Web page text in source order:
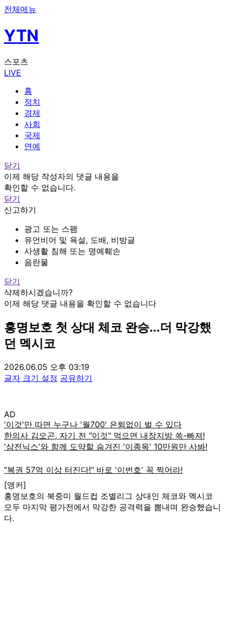
전체메뉴
YTN
스포츠
LIVE
홈
정치
경제
사회
국제
연예
닫기
이제 해당 작성자의 댓글 내용을
확인할 수 없습니다.
닫기
신고하기
광고 또는 스팸
유언비어 및 욕설, 도배, 비방글
사생활 침해 또는 명예훼손
음란물
닫기
삭제하시겠습니까?
이제 해당 댓글 내용을 확인할 수 없습니다
홍명보호 첫 상대 체코 완승...더 막강했
던 멕시코
2026.06.05 오후 03:19
글자 크기 설정 공유하기
AD
[앵커]
홍명보호의 북중미 월드컵 조별리그 상대인 체코와 멕시코
모두 마지막 평가전에서 막강한 공격력을 뽐내며 완승했습니
다.